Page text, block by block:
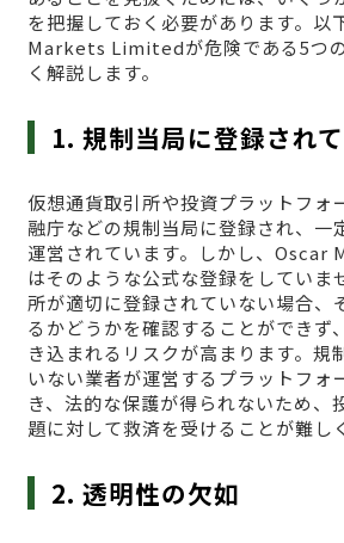
を把握しておく必要があります。以
Markets Limitedが危険である5つ
く解説します。
1. 規制当局に登録され
仮想通貨取引所や投資プラットフォ
融庁などの規制当局に登録され、一
運営されています。しかし、
はそのような公式な登録をしていま
所が適切に登録されていない場合、
るかどうかを確認することができず
き込まれるリスクが高まります。規
いない業者が運営するプラットフォ
き、法的な保護が得られないため、
題に対して救済を受けることが難し
2. 透明性の欠如